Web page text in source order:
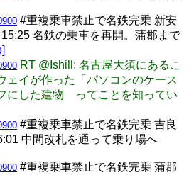
#重複乗車禁止で名鉄完乗 新安
名鉄の乗車を再開。蒲郡まで
RT @Ishill: 名古屋大須にあるこ
ェイが作った「パソコンのケース
にした建物 ってことを知ってい
#重複乗車禁止で名鉄完乗 吉良
中間改札を通って乗り場へ
#重複乗車禁止で名鉄完乗 蒲郡